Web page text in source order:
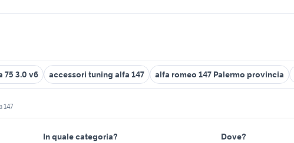
75 3.0 v6 accessori tuning alfa 147 alfa romeo 147 Palermo provincia
147
In quale categoria? Dove?